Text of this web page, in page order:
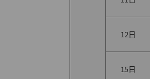
12日
15日